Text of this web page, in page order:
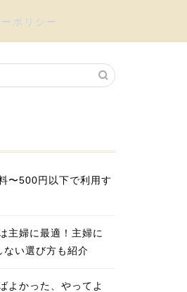
ポリシー
〜500円以下で利用す
主婦に最適！主婦に
ない選び方も紹介
よかった、やってよ